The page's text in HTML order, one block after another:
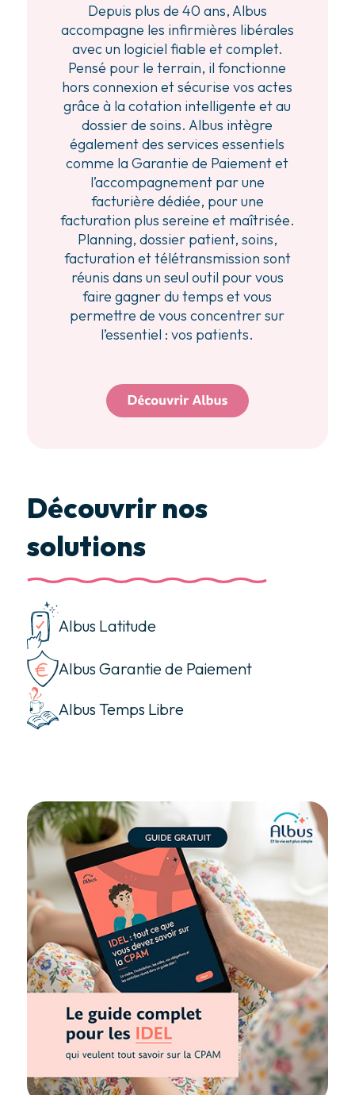
Depuis plus de 40 ans, Albus
accompagne les infirmières libérales
avec un logiciel fiable et complet.
Pensé pour le terrain, il fonctionne
hors connexion et sécurise vos actes
grâce à la cotation intelligente et au
dossier de soins. Albus intègre
également des services essentiels
comme la Garantie de Paiement et
l’accompagnement par une
facturière dédiée, pour une
facturation plus sereine et maîtrisée.
Planning, dossier patient, soins,
facturation et télétransmission sont
réunis dans un seul outil pour vous
faire gagner du temps et vous
permettre de vous concentrer sur
l’essentiel : vos patients.
Découvrir nos
solutions
Albus Latitude
Albus Garantie de Paiement
Albus Temps Libre